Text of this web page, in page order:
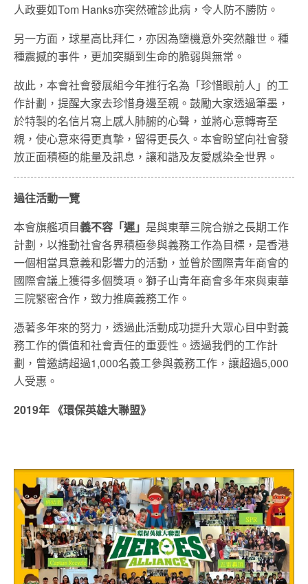
人政要如Tom Hanks亦突然確診此病，令人防不勝防。
另一方面，球星高比拜仁，亦因為墮機意外突然離世。種
種震撼的事件，更加突顯到生命的脆弱與無常。
故此，本會社會發展組今年推行名為「珍惜眼前人」的工
作計劃，提醒大家去珍惜身邊至親。鼓勵大家透過筆墨，
於特製的名信片寫上感人肺腑的心聲，並將心意轉寄至
親，使心意來得更真摯，留得更長久。本會盼望向社會發
放正面積極的能量及訊息，讓和諧及友愛感染全世界。
過往活動一覽
本會旗艦項目義不容「遲」 是與東華三院合辦之長期工作
計劃，以推動社會各界積極參與義務工作為目標，是香港
一個相當具意義和影響力的活動，並曾於國際青年商會的
國際會議上獲得多個獎項。獅子山青年商會多年來與東華
三院緊密合作，致力推廣義務工作。
憑著多年來的努力，透過此活動成功提升大眾心目中對義
務工作的價值和社會責任的重要性。透過我們的工作計
劃，曾邀請超過1,000名義工參與義務工作，讓超過5,000
人受惠。
2019年 《環保英雄大聯盟》